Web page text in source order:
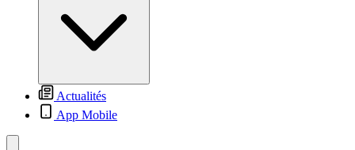
Actualités
App Mobile